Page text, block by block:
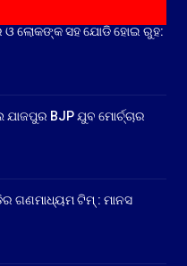
ଓ ଲୋକଙ୍କ ସହ ଯୋଡି ହୋଇ ରୁହ:
ଯାଜପୁର BJP ଯୁବ ମୋର୍ଚ୍ଚାର
ଗଣମାଧ୍ୟମ ଟିମ୍ : ମାନସ